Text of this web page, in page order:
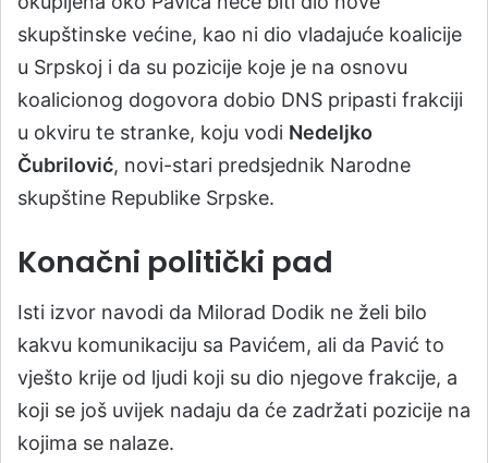
skupštinske većine, kao ni dio vladajuće koalicije
u Srpskoj i da su pozicije koje je na osnovu
koalicionog dogovora dobio DNS pripasti frakciji
u okviru te stranke, koju vodi Nedeljko
Čubrilović, novi-stari predsjednik Narodne
skupštine Republike Srpske.
Konačni politički pad
Isti izvor navodi da Milorad Dodik ne želi bilo
kakvu komunikaciju sa Pavićem, ali da Pavić to
vješto krije od ljudi koji su dio njegove frakcije, a
koji se još uvijek nadaju da će zadržati pozicije na
kojima se nalaze.